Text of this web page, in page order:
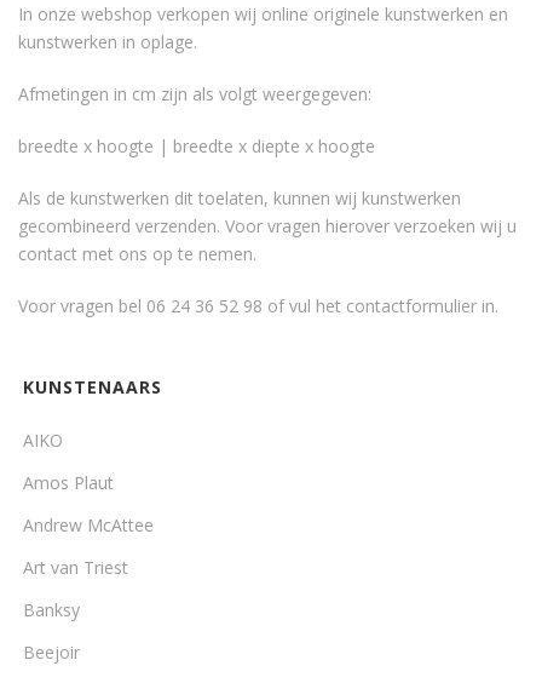
In onze webshop verkopen wij online originele kunstwerken en
kunstwerken in oplage.
Afmetingen in cm zijn als volgt weergegeven:
breedte x hoogte | breedte x diepte x hoogte
Als de kunstwerken dit toelaten, kunnen wij kunstwerken
gecombineerd verzenden. Voor vragen hierover verzoeken wij u
contact met ons op te nemen.
Voor vragen bel 06 24 36 52 98 of vul het contactformulier in.
KUNSTENAARS
AIKO
Amos Plaut
Andrew McAttee
Art van Triest
Banksy
Beejoir